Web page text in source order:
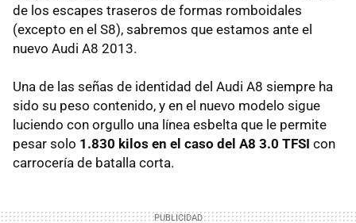
de los escapes traseros de formas romboidales
(excepto en el S8), sabremos que estamos ante el
nuevo Audi A8 2013.
Una de las señas de identidad del Audi A8 siempre ha
sido su peso contenido, y en el nuevo modelo sigue
luciendo con orgullo una línea esbelta que le permite
pesar solo 1.830 kilos en el caso del A8 3.0 TFSI con
carrocería de batalla corta.